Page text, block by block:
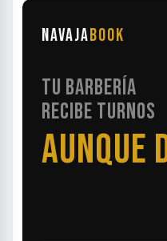
NAVAJABOOK
TU BARBERÍA
RECIBE TURNOS
AUNQUE